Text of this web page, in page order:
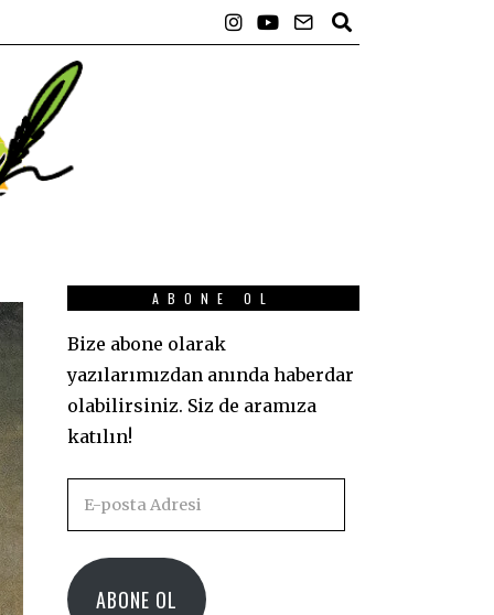
ABONE OL
Bize abone olarak
yazılarımızdan anında haberdar
olabilirsiniz. Siz de aramıza
katılın!
Adresi
ABONE OL